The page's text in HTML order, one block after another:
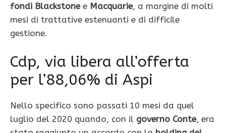
fondi Blackstonee Macquarie, a margine di molti
mesi di trattative estenuanti e di difficile
gestione.
Cdp, via libera all’offerta
per l’88,06% di Aspi
Nello specifico sono passati 10 mesi da quel
luglio del 2020 quando, con il governo Conte, era